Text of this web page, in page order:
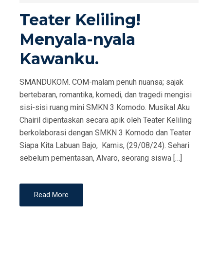
O
N
Teater Keliling!
Menyala-nyala
Kawanku.
SMANDUKOM. COM-malam penuh nuansa; sajak
bertebaran, romantika, komedi, dan tragedi mengisi
sisi-sisi ruang mini SMKN 3 Komodo. Musikal Aku
Chairil dipentaskan secara apik oleh Teater Keliling
berkolaborasi dengan SMKN 3 Komodo dan Teater
Siapa Kita Labuan Bajo, Kamis, (29/08/24). Sehari
sebelum pementasan, Alvaro, seorang siswa […]
Read More